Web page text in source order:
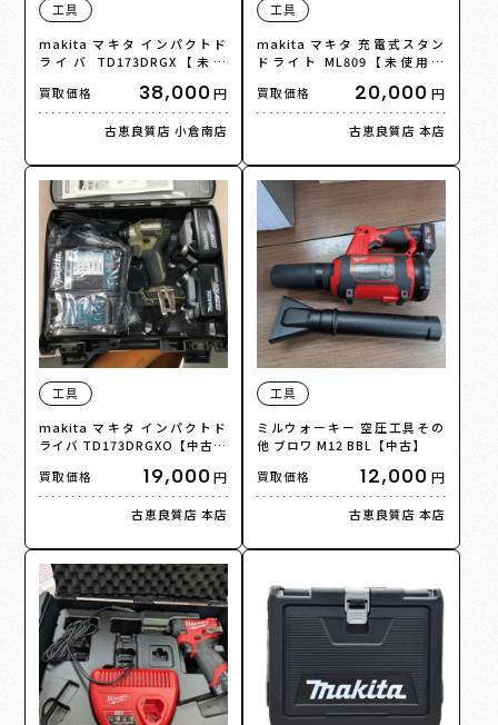
工具
makita マキタ インパクトド
ライバ TD173DRGX【未使
買取価格
38,000円
古恵良質店 小倉南店
工具
makita マキタ 充電式スタン
ドライト ML809【未使用】
買取価格
20,000 円
古恵良質店 本店
工具
makita マキタ インパクトド
ライバ TD173DRGXO【中古】
買取価格
19,000円
古恵良質店 本店
工具
ミルウォーキー 空圧工具その
他 ブロワ M12 BBL【中古】
買取価格
12,000 円
古恵良質店 本店